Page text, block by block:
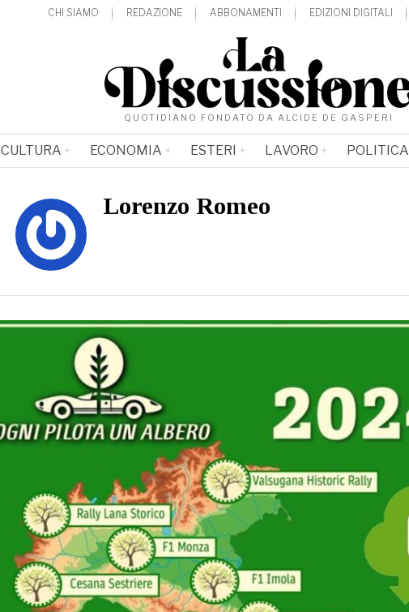
CHI SIAMO REDAZIONE ABBONAMENTI EDIZIONI DIGITALI
QUOTIDIANO FONDATO DA ALCIDE DE GASPERI
CULTURA ECONOMIA ESTERI LAVORO POLITICA
Lorenzo Romeo